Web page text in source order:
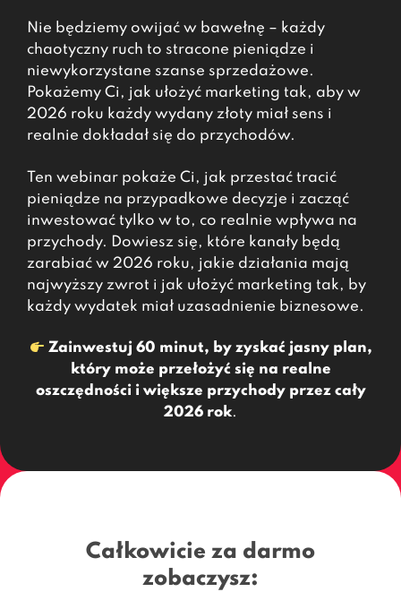
Nie będziemy owijać w bawełnę – każdy
chaotyczny ruch to stracone pieniądze i
niewykorzystane szanse sprzedażowe.
Pokażemy Ci, jak ułożyć marketing tak, aby w
2026 roku każdy wydany złoty miał sens i
realnie dokładał się do przychodów.
Ten webinar pokaże Ci, jak przestać tracić
pieniądze na przypadkowe decyzje i zacząć
inwestować tylko w to, co realnie wpływa na
przychody. Dowiesz się, które kanały będą
zarabiać w 2026 roku, jakie działania mają
najwyższy zwrot i jak ułożyć marketing tak, by
każdy wydatek miał uzasadnienie biznesowe.
Zainwestuj 60 minut, by zyskać jasny plan,
który może przełożyć się na realne
oszczędności i większe przychody przez cały
2026 rok.
Całkowicie za darmo
zobaczysz: